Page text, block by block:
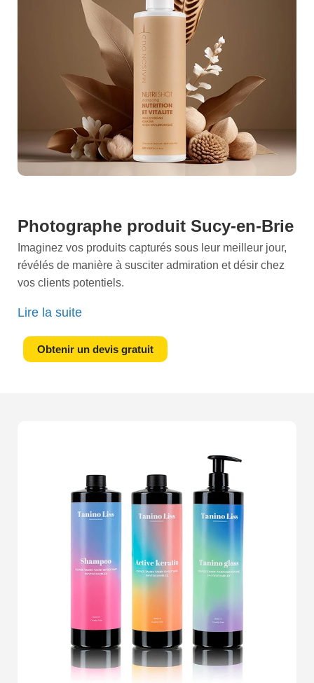
Photographe produit Sucy-en-Brie
Imaginez vos produits capturés sous leur meilleur jour,
révélés de manière à susciter admiration et désir chez
vos clients potentiels.
votre partenaire de confiance pour des visuels à couper
le souffle. Notre studio de création visuelle excelle dans
l'art de sublimer chaque détail de vos articles,
votre marque et de votre vision. Nous collaborons
étroitement avec vous pour saisir l'essence de votre
produit et traduire cela en images percutantes. Grâce à
un équipement de pointe et à des techniques de lumière
maîtrisées, chaque photographie que nous réalisons est
destinée à captiver et convaincre. ChezPhotographe
Produit Sucy-en-Brie
, nous croyons que chaque détail
compte. Que vous vendiez de la bijouterie délicate, des
gadgets de haute technologie ou des articles de mode,
nous avons l'expertise nécessaire pour faire ressortir le
meilleur de chaque pièce. Nos photographies ne sont
pas seulement des images; elles racontent une histoire,
elles créent une connexion émotionnelle avec vos
Lire la suite
Obtenir un devis gratuit